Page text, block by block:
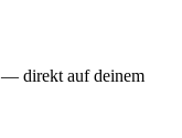
— direkt auf deinem